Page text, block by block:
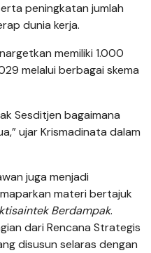
peningkatan jumlah
dunia kerja.
memiliki 1.000
melalui berbagai skema
Sesditjen bagaimana
ujar Krismadinata dalam
juga menjadi
materi bertajuk
Berdampak.
dari Rencana Strategis
disusun selaras dengan